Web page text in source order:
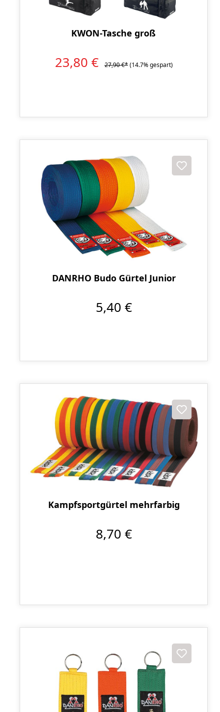
KWON-Tasche groß
23,80 € 27,90 €* (14.7% gespart)
DANRHO Budo Gürtel Junior
5,40 €
Kampfsportgürtel mehrfarbig
8,70 €